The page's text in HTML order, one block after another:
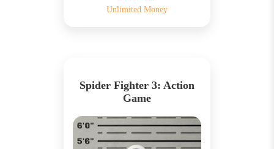
Unlimited Money
Spider Fighter 3: Action
Game